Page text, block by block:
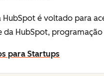
é voltado para
da HubSpot,
para Startups